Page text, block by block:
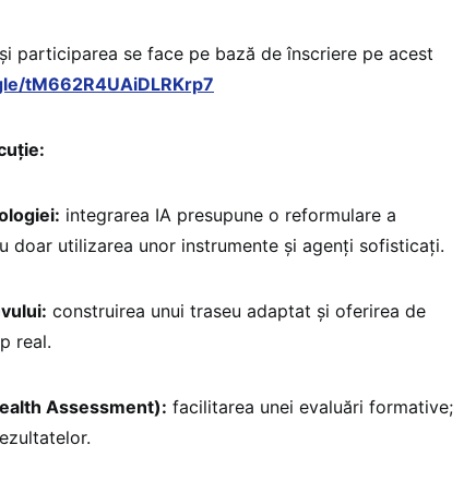
participarea se face pe bază de înscriere pe acest
tM662R4UAiDLRKrp7
integrarea IA presupune o reformulare a
doar utilizarea unor instrumente și agenți sofisticați.
construirea unui traseu adaptat și oferirea de
real.
Assessment): facilitarea unei evaluări formative;